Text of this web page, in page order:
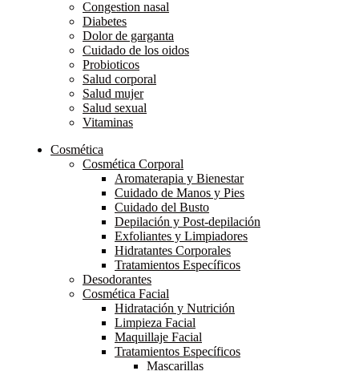
Congestion nasal
Diabetes
Dolor de garganta
Cuidado de los oidos
Probioticos
Salud corporal
Salud mujer
Salud sexual
Vitaminas
Cosmética
Cosmética Corporal
Aromaterapia y Bienestar
Cuidado de Manos y Pies
Cuidado del Busto
Depilación y Post-depilación
Exfoliantes y Limpiadores
Hidratantes Corporales
Tratamientos Específicos
Desodorantes
Cosmética Facial
Hidratación y Nutrición
Limpieza Facial
Maquillaje Facial
Tratamientos Específicos
Mascarillas